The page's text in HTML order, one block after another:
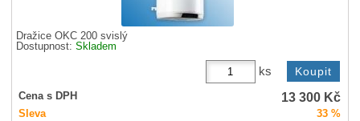
Dražice OKC 200 svislý
Dostupnost:Skladem
ks
Cena s DPH 13 300 Kč
Sleva 33 %